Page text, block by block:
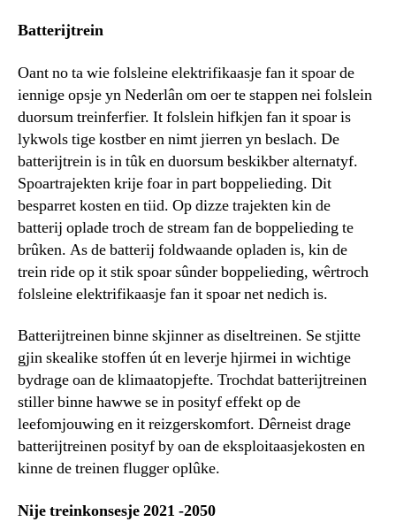
Batterijtrein
Oant no ta wie folsleine elektrifikaasje fan it spoar de
iennige opsje yn Nederlân om oer te stappen nei folslein
duorsum treinferfier. It folslein hifkjen fan it spoar is
lykwols tige kostber en nimt jierren yn beslach. De
batterijtrein is in tûk en duorsum beskikber alternatyf.
Spoartrajekten krije foar in part boppelieding. Dit
besparret kosten en tiid. Op dizze trajekten kin de
batterij oplade troch de stream fan de boppelieding te
brûken. As de batterij foldwaande opladen is, kin de
trein ride op it stik spoar sûnder boppelieding, wêrtroch
folsleine elektrifikaasje fan it spoar net nedich is.
Batterijtreinen binne skjinner as diseltreinen. Se stjitte
gjin skealike stoffen út en leverje hjirmei in wichtige
bydrage oan de klimaatopjefte. Trochdat batterijtreinen
stiller binne hawwe se in posityf effekt op de
leefomjouwing en it reizgerskomfort. Dêrneist drage
batterijtreinen posityf by oan de eksploitaasjekosten en
kinne de treinen flugger oplûke.
Nije treinkonsesje 2021 -2050